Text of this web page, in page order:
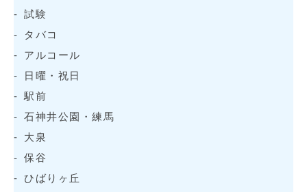
試験
タバコ
アルコール
日曜・祝日
駅前
石神井公園・練馬
大泉
保谷
ひばりヶ丘